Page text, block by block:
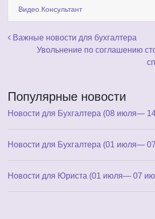
Видео.Консультант
Навигация по записям
Важные новости для бухгалтера
Увольнение по соглашению
Популярные новости
Новости для Бухгалтера (08 июля—
Новости для Бухгалтера (01 июля—
Новости для Юриста (01 июля— 07